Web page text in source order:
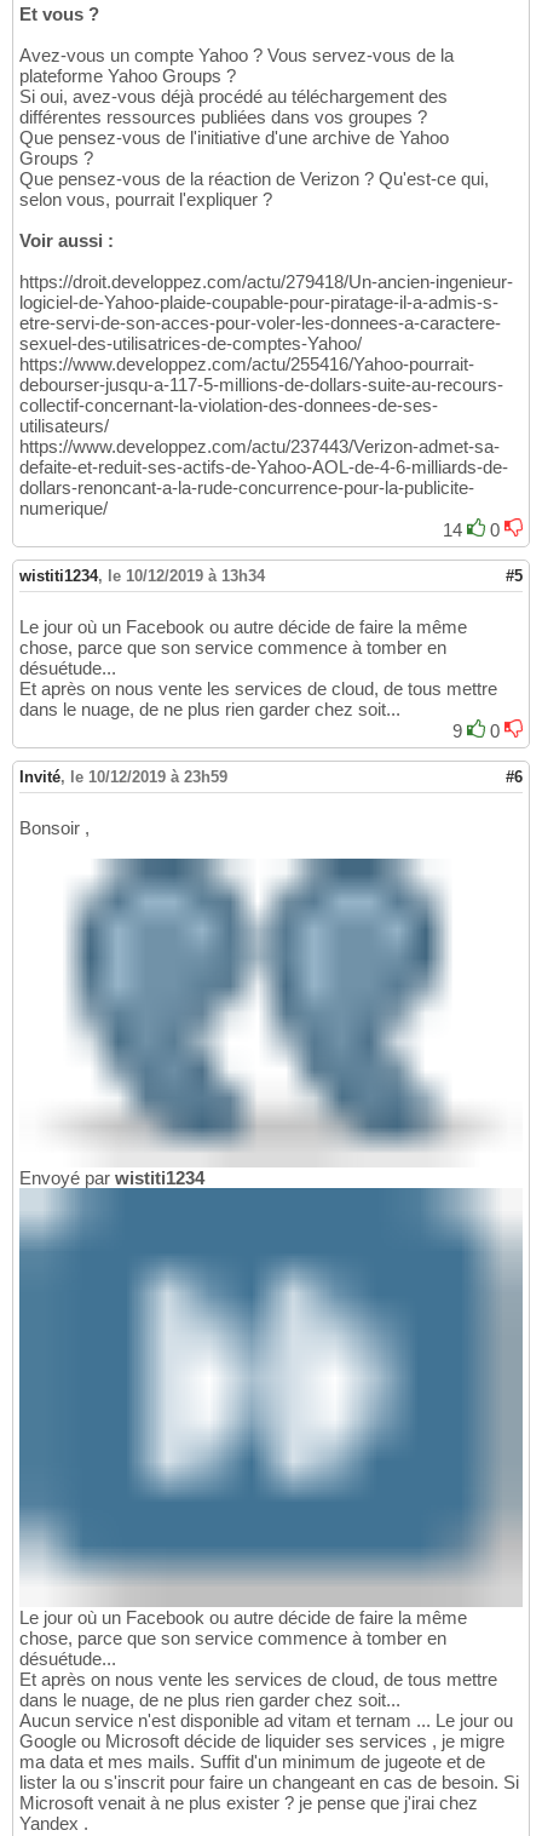
Et vous ?
Avez-vous un compte Yahoo ? Vous servez-vous de la
plateforme Yahoo Groups ?
Si oui, avez-vous déjà procédé au téléchargement des
différentes ressources publiées dans vos groupes ?
Que pensez-vous de l'initiative d'une archive de Yahoo
Groups ?
Que pensez-vous de la réaction de Verizon ? Qu'est-ce qui,
selon vous, pourrait l'expliquer ?
Voir aussi :
https://droit.developpez.com/actu/279418/Un-ancien-ingenieur-
logiciel-de-Yahoo-plaide-coupable-pour-piratage-il-a-admis-s-
etre-servi-de-son-acces-pour-voler-les-donnees-a-caractere-
sexuel-des-utilisatrices-de-comptes-Yahoo/
https://www.developpez.com/actu/255416/Yahoo-pourrait-
debourser-jusqu-a-117-5-millions-de-dollars-suite-au-recours-
collectif-concernant-la-violation-des-donnees-de-ses-
utilisateurs/
https://www.developpez.com/actu/237443/Verizon-admet-sa-
defaite-et-reduit-ses-actifs-de-Yahoo-AOL-de-4-6-milliards-de-
dollars-renoncant-a-la-rude-concurrence-pour-la-publicite-
numerique/
14
0
wistiti1234, le 10/12/2019 à 13h34 #5
Le jour où un Facebook ou autre décide de faire la même
chose, parce que son service commence à tomber en
désuétude...
Et après on nous vente les services de cloud, de tous mettre
dans le nuage, de ne plus rien garder chez soit...
9
0
Invité, le 10/12/2019 à 23h59 #6
Bonsoir ,
Envoyé par wistiti1234
Le jour où un Facebook ou autre décide de faire la même
chose, parce que son service commence à tomber en
désuétude...
Et après on nous vente les services de cloud, de tous mettre
dans le nuage, de ne plus rien garder chez soit...
Aucun service n'est disponible ad vitam et ternam ... Le jour ou
Google ou Microsoft décide de liquider ses services , je migre
ma data et mes mails. Suffit d'un minimum de jugeote et de
lister la ou s'inscrit pour faire un changeant en cas de besoin. Si
Microsoft venait à ne plus exister ? je pense que j'irai chez
Yandex .